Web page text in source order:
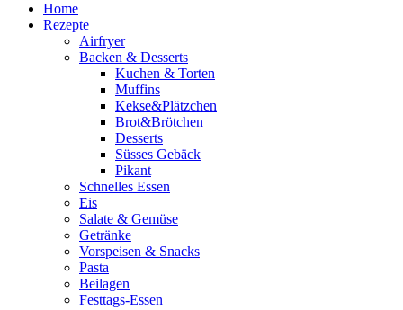
Home
Rezepte
Airfryer
Backen & Desserts
Kuchen & Torten
Muffins
Kekse&Plätzchen
Brot&Brötchen
Desserts
Süsses Gebäck
Pikant
Schnelles Essen
Eis
Salate & Gemüse
Getränke
Vorspeisen & Snacks
Pasta
Beilagen
Festtags-Essen